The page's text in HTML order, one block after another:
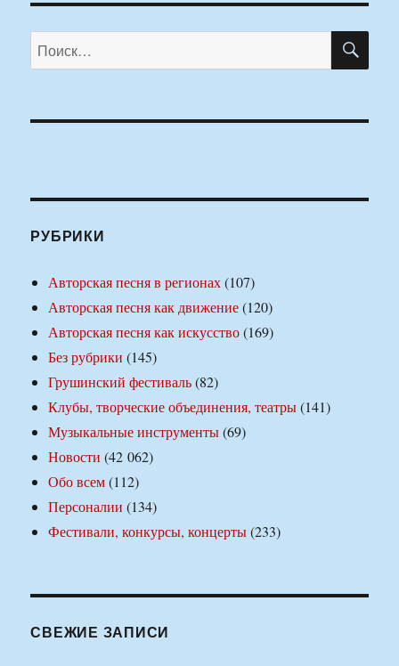
Искать:
РУБРИКИ
Авторская песня в регионах(107)
Авторская песня как движение(120)
Авторская песня как искусство(169)
Без рубрики (145)
Грушинский фестиваль(82)
Клубы, творческие объединения, театры(141)
Музыкальные инструменты(69)
Новости (42 062)
Обо всем(112)
Персоналии (134)
Фестивали, конкурсы, концерты(233)
СВЕЖИЕ ЗАПИСИ